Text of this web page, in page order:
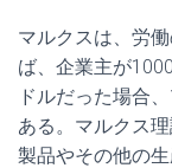
マルクスは、労
ば、企業主が
ドルだった場合
ある。マルクス
製品やその他の